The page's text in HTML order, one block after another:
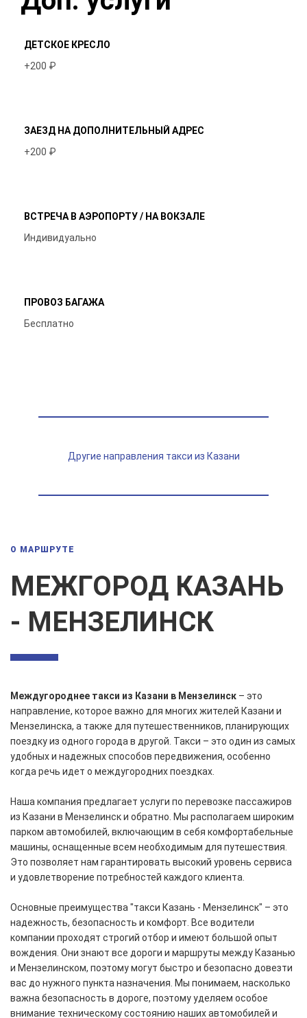
ДЕТСКОЕ КРЕСЛО
+200 ₽
ЗАЕЗД НА ДОПОЛНИТЕЛЬНЫЙ АДРЕС
+200 ₽
ВСТРЕЧА В АЭРОПОРТУ / НА ВОКЗАЛЕ
Индивидуально
ПРОВОЗ БАГАЖА
Бесплатно
Другие направления такси из Казани
О МАРШРУТЕ
МЕЖГОРОД КАЗАНЬ
- МЕНЗЕЛИНСК
Междугороднее такси из Казани в Мензелинск – это
направление, которое важно для многих жителей Казани и
Мензелинска, а также для путешественников, планирующих
поездку из одного города в другой. Такси – это один из самых
удобных и надежных способов передвижения, особенно
когда речь идет о междугородних поездках.
Наша компания предлагает услуги по перевозке пассажиров
из Казани в Мензелинск и обратно. Мы располагаем широким
парком автомобилей, включающим в себя комфортабельные
машины, оснащенные всем необходимым для путешествия.
Это позволяет нам гарантировать высокий уровень сервиса
и удовлетворение потребностей каждого клиента.
Основные преимущества "такси Казань - Мензелинск" – это
надежность, безопасность и комфорт. Все водители
компании проходят строгий отбор и имеют большой опыт
вождения. Они знают все дороги и маршруты между Казанью
и Мензелинском, поэтому могут быстро и безопасно довезти
вас до нужного пункта назначения. Мы понимаем, насколько
важна безопасность в дороге, поэтому уделяем особое
внимание техническому состоянию наших автомобилей и